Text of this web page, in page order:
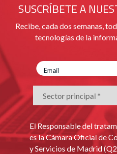
SUSCRÍBETE A
Recibe, cada dos semanas,
tecnologías de la
El Responsable del
es la Cámara Oficial de
y Servicios de Madrid